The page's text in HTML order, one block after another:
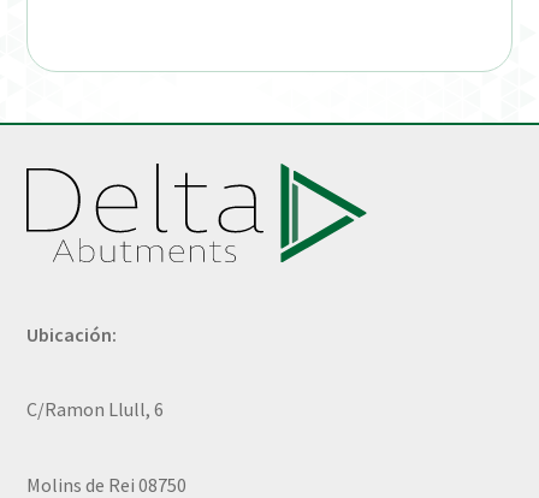
Ubicación:
C/Ramon Llull, 6
Molins de Rei 08750